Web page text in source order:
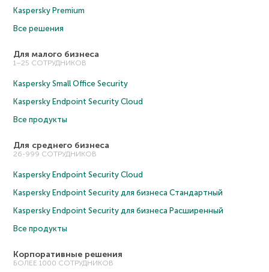
Kaspersky Premium
Все решения
Для малого бизнеса
1–25 СОТРУДНИКОВ
Kaspersky Small Office Security
Kaspersky Endpoint Security Cloud
Все продукты
Для среднего бизнеса
26-999 СОТРУДНИКОВ
Kaspersky Endpoint Security Cloud
Kaspersky Endpoint Security для бизнеса Cтандартный
Kaspersky Endpoint Security для бизнеса Расширенный
Все продукты
Корпоративные решения
БОЛЕЕ 1000 СОТРУДНИКОВ